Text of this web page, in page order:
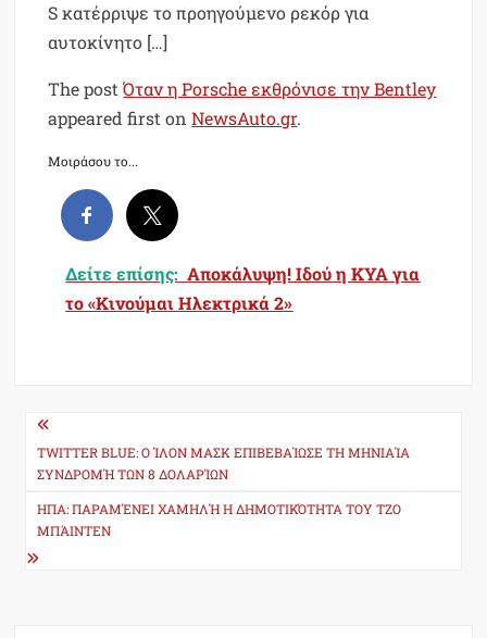
S κατέρριψε το προηγούμενο ρεκόρ για
αυτοκίνητο […]
The postΌταν η Porsche εκθρόνισε την Bentley
appeared first onNewsAuto.gr.
Μοιράσου το...
Δείτε επίσης: Αποκάλυψη! Ιδού η ΚΥΑ για
το «Κινούμαι Ηλεκτρικά 2»
Post
navigation
TWITTER BLUE: Ο ΊΛΟΝ ΜΑΣΚ ΕΠΙΒΕΒΑΊΩΣΕ ΤΗ ΜΗΝΙΑΊΑ
ΣΥΝΔΡΟΜΉ ΤΩΝ 8 ΔΟΛΑΡΊΩΝ
ΗΠΑ: ΠΑΡΑΜΈΝΕΙ ΧΑΜΗΛΉ Η ΔΗΜΟΤΙΚΌΤΗΤΑ ΤΟΥ ΤΖΟ
ΜΠΆΙΝΤΕΝ